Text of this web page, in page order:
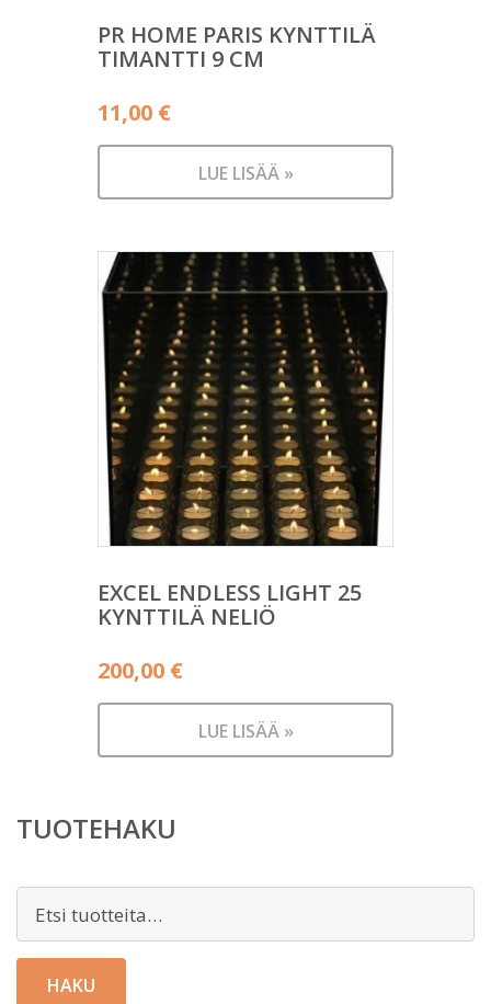
PR HOME PARIS KYNTTILÄ
TIMANTTI 9 CM
11,00 €
LUE LISÄÄ »
EXCEL ENDLESS LIGHT 25
KYNTTILÄ NELIÖ
200,00 €
LUE LISÄÄ »
TUOTEHAKU
HAKU